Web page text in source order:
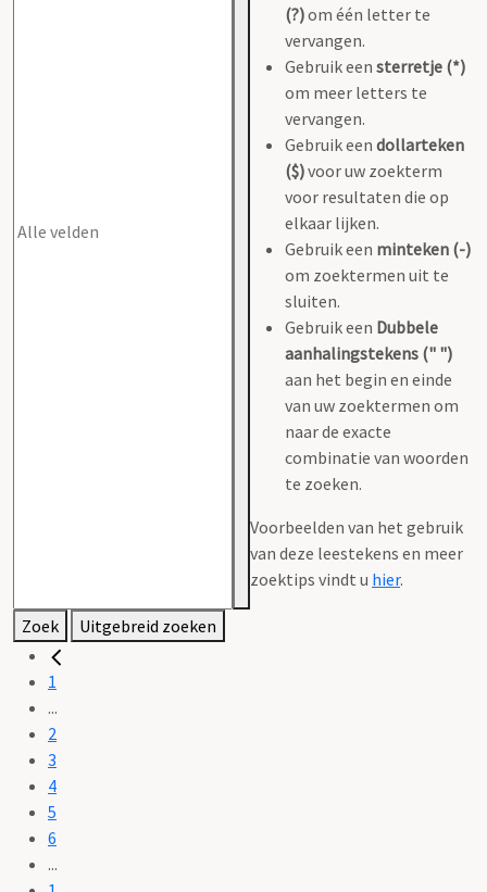
(?)om één letter te
vervangen.
Gebruik een sterretje (*)
om meer letters te
vervangen.
Gebruik een dollarteken
($)voor uw zoekterm
voor resultaten die op
elkaar lijken.
Gebruik een minteken (-)
om zoektermen uit te
sluiten.
Gebruik een Dubbele
aanhalingstekens (" ")
aan het begin en einde
van uw zoektermen om
naar de exacte
combinatie van woorden
te zoeken.
Voorbeelden van het gebruik
van deze leestekens en meer
zoektips vindt u hier.
Zoek Uitgebreid zoeken
1
...
2
3
4
5
6
...